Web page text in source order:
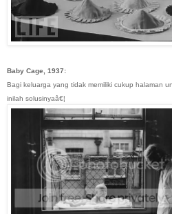
Baby Cage, 1937:
Bagi keluarga yang tidak memiliki cukup halaman
inilah solusinyaâ€¦